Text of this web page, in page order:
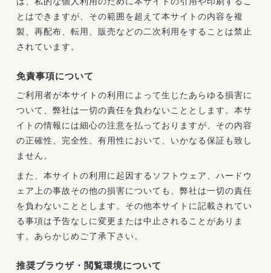
とはできますが、その範囲を超えて本サイトの内容を複
製、再配布、転用、販売などの二次利用をすることは禁止
されています。
免責事項について
ご利用者が本サイトの利用によって生じたあらゆる損害に
ついて、弊社は一切の責任を負わないこととします。本サ
イトの情報には細心の注意を払っておりますが、その内容
の正確性、完全性、有用性において、いかなる保証も致し
ません。
また、本サイトの利用に起因するソフトウェア、ハードウ
ェア上の事故その他の損害についても、弊社は一切の責任
を負わないこととします。その他本サイトに記載されてい
る事項は予告なしに変更または中止されることがありま
す。あらかじめご了承下さい。
推奨ブラウザ・閲覧環境について